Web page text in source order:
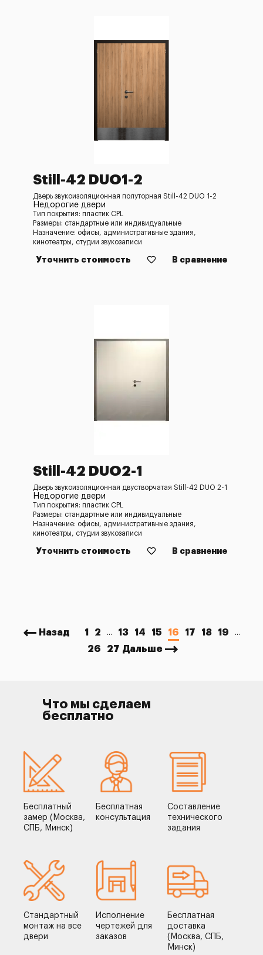
Still-42 DUO1-2
Дверь звукоизоляционная полуторная Still-42 DUO 1-2
Недорогие двери
Тип покрытия: пластик CPL
Размеры: стандартные или индивидуальные
Назначение: офисы, административные здания,
кинотеатры, студии звукозаписи
Уточнить стоимость В сравнение
Still-42 DUO2-1
Дверь звукоизоляционная двустворчатая Still-42 DUO 2-1
Недорогие двери
Тип покрытия: пластик CPL
Размеры: стандартные или индивидуальные
Назначение: офисы, административные здания,
кинотеатры, студии звукозаписи
Уточнить стоимость В сравнение
Назад 1 2 ... 13 14 15 16 17 18 19 ...
26 27 Дальше
Что мы сделаем
бесплатно
Бесплатный
замер (Москва,
СПБ, Минск)
Бесплатная
консультация
Составление
технического
задания
Стандартный
монтаж на все
двери
Исполнение
чертежей для
заказов
Бесплатная
доставка
(Москва, СПБ,
Минск)